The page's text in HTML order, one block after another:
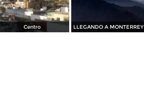
Centro LLEGANDO A MONTERREY